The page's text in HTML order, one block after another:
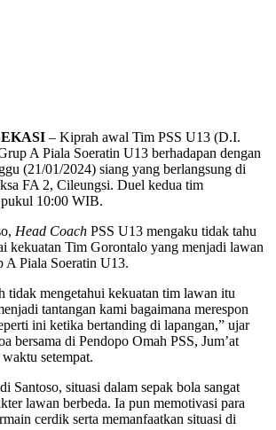
– Kiprah awal Tim PSS U13 (D.I.
A Piala Soeratin U13 berhadapan dengan
(21/01/2024) siang yang berlangsung di
FA 2, Cileungsi. Duel kedua tim
10:00 WIB.
Head Coach PSS U13 mengaku tidak tahu
kekuatan Tim Gorontalo yang menjadi lawan
A Piala Soeratin U13.
tidak mengetahui kekuatan tim lawan itu
tantangan kami bagaimana merespon
ini ketika bertanding di lapangan,” ujar
bersama di Pendopo Omah PSS, Jum’at
setempat.
Santoso, situasi dalam sepak bola sangat
lawan berbeda. Ia pun memotivasi para
cerdik serta memanfaatkan situasi di